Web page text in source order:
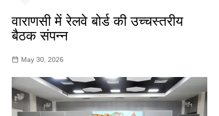
वाराणसी में रेलवे बोर्ड की उच्चस्तरीय
बैठक संपन्न
May 30, 2026